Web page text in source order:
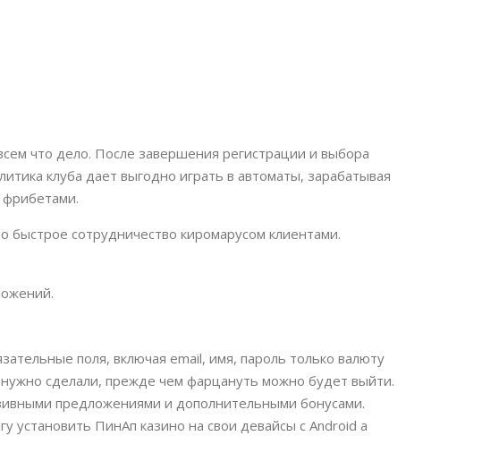
что дело. После завершения регистрации и выбора
клуба дает выгодно играть в автоматы, зарабатывая
быстрое сотрудничество киромарусом клиентами.
поля, включая email, имя, пароль только валюту
сделали, прежде чем фарцануть можно будет выйти.
предложениями и дополнительными бонусами.
установить ПинАп казино на свои девайсы с Android а